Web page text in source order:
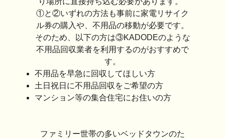
①と②いずれの方法も事前に家電リサイク
ル券の購入や、不用品の移動が必要です。
そのため、以下の方は③KADODEのような
不用品回収業者を利用するのがおすすめで
す。
不用品を早急に回収してほしい方
土日祝日に不用品回収をご希望の方
マンション等の集合住宅にお住いの方
ファミリー世帯の多いベッドタウンのた